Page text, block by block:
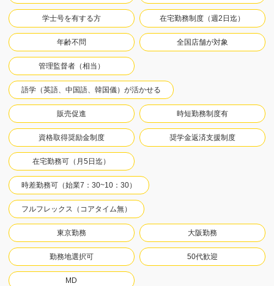
学士号を有する方 在宅勤務制度（週2日迄）
年齢不問 全国店舗が対象
管理監督者（相当）
語学（英語、中国語、韓国儀）が活かせる
販売促進 時短勤務制度有
資格取得奨励金制度 奨学金返済支援制度
在宅勤務可（月5日迄）
時差勤務可（始業7：30~10：30）
フルフレックス（コアタイム無）
東京勤務 大阪勤務
勤務地選択可 50代歓迎
MD